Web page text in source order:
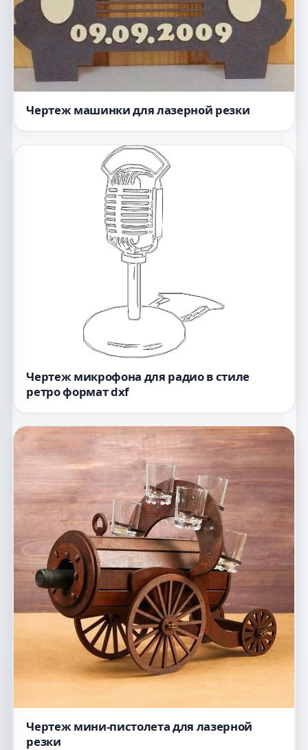
Чертеж машинки для лазерной резки
Чертеж микрофона для радио в стиле
ретро формат dxf
Чертеж мини-пистолета для лазерной
резки